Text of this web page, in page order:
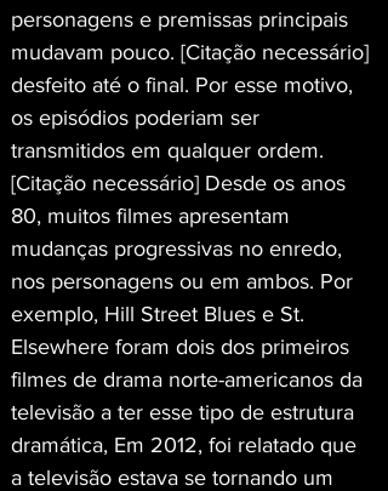
personagens e premissas principais
mudavam pouco. [Citação necessário]
desfeito até o final. Por esse motivo,
os episódios poderiam ser
transmitidos em qualquer ordem.
[Citação necessário] Desde os anos
80, muitos filmes apresentam
mudanças progressivas no enredo,
nos personagens ou em ambos. Por
exemplo, Hill Street Blues e St.
Elsewhere foram dois dos primeiros
filmes de drama norte-americanos da
televisão a ter esse tipo de estrutura
dramática, Em 2012, foi relatado que
a televisão estava se tornando um